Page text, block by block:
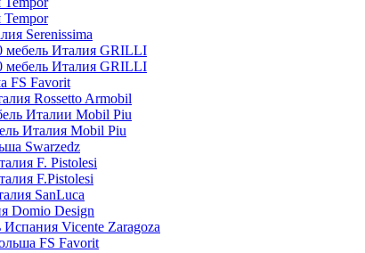
Serenissima
Италия GRILLI
Италия GRILLI
FS Favorit
Rossetto Armobil
Италии Mobil Piu
Италия Mobil Piu
Swarzedz
F. Pistolesi
F.Pistolesi
SanLuca
Domio Design
Vicente Zaragoza
FS Favorit